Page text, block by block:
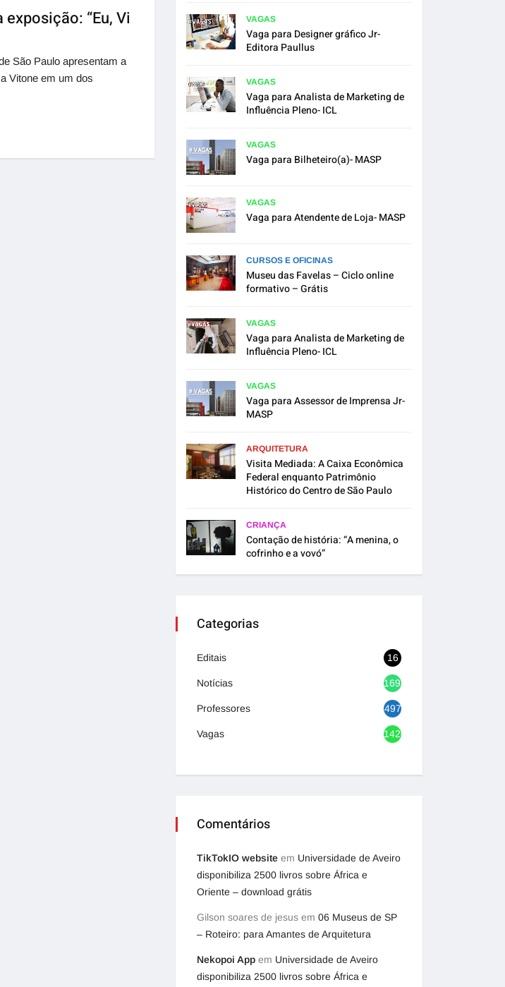
“Eu, Vi
São Paulo apresentam a
Vitone em um dos
VAGAS
Vaga para Designer gráfico Jr-
Editora Paullus
VAGAS
Vaga para Analista de Marketing de
Influência Pleno- ICL
VAGAS
Vaga para Bilheteiro(a)- MASP
VAGAS
Vaga para Atendente de Loja- MASP
CURSOS E OFICINAS
Museu das Favelas – Ciclo online
formativo – Grátis
VAGAS
Vaga para Analista de Marketing de
Influência Pleno- ICL
VAGAS
Vaga para Assessor de Imprensa Jr-
MASP
ARQUITETURA
Visita Mediada: A Caixa Econômica
Federal enquanto Patrimônio
Histórico do Centro de São Paulo
CRIANÇA
Contação de história: “A menina, o
cofrinho e a vovó”
Categorias
Editais 16
Notícias 1692
Professores 497
Vagas 1420
Comentários
TikTokIO website em Universidade de Aveiro
disponibiliza 2500 livros sobre África e
Oriente – download grátis
Gilson soares de jesus em 06 Museus de SP
– Roteiro: para Amantes de Arquitetura
Nekopoi App em Universidade de Aveiro
disponibiliza 2500 livros sobre África e